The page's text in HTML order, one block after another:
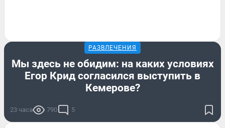
РАЗВЛЕЧЕНИЯ
Мы здесь не обидим: на каких условиях
Егор Крид согласился выступить в
Кемерове?
23 часа 790 5